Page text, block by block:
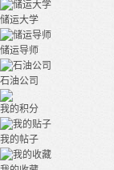
储运大学
储运导师
石油公司
我的积分
我的帖子